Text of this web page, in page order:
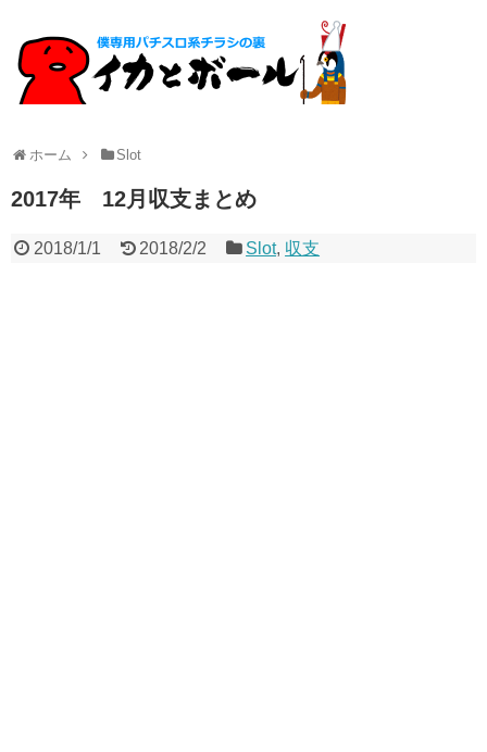
ホーム Slot
2017年 12月収支まとめ
2018/1/1 2018/2/2 Slot, 収支